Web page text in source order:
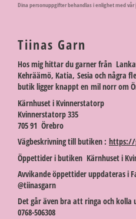
Dina personuppgifter behandlas i enlighet med vår
Tiinas Garn
Hos mig hittar du garner från
Kehräämö, Katia, Sesia och några
butik ligger knappt en mil norr om
Kärnhuset i Kvinnerstatorp
Kvinnerstatorp 335
705 91 Örebro
Vägbeskrivning till butiken : https://
Öppettider i butiken Kärnhuset i
Avvikande öppettider uppdateras i
@tiinasgarn
Det går även bra att ringa och
0768-506308